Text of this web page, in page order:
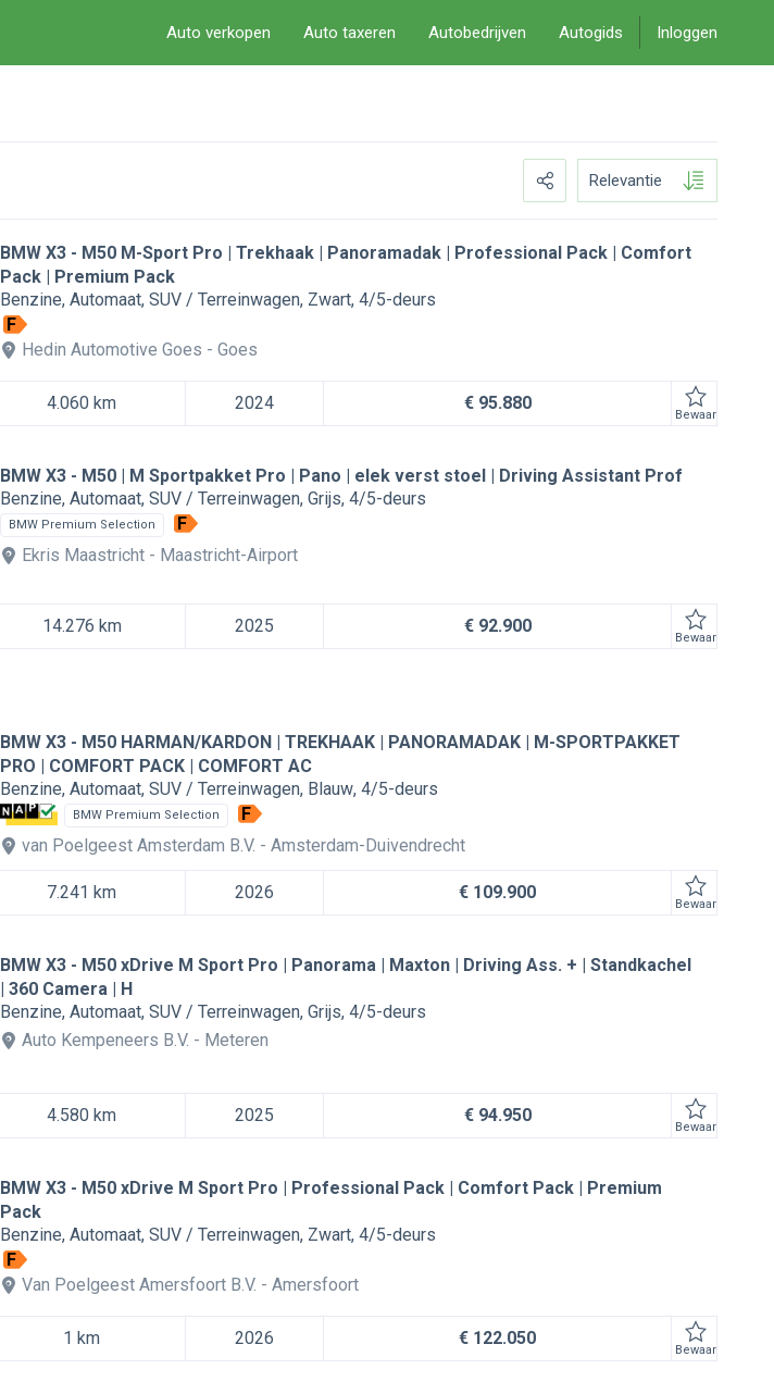
Auto verkopen Auto taxeren Autobedrijven Autogids Inloggen
Relevantie
BMW X3
M50 M-Sport Pro | Trekhaak | Panoramadak | Professional Pack | Comfort
Pack | Premium Pack
Benzine Automaat SUV / Terreinwagen Zwart 4/5-deurs
F
Hedin Automotive Goes
Goes
4.060 km 2024 € 95.880
Bewaar
BMW X3
M50 | M Sportpakket Pro | Pano | elek verst stoel | Driving Assistant Prof
Benzine Automaat SUV / Terreinwagen Grijs 4/5-deurs
BMW Premium Selection
F
Ekris Maastricht
Maastricht-Airport
14.276 km 2025 € 92.900
Bewaar
BMW X3
M50 HARMAN/KARDON | TREKHAAK | PANORAMADAK | M-SPORTPAKKET
PRO | COMFORT PACK | COMFORT AC
Benzine Automaat SUV / Terreinwagen Blauw 4/5-deurs
BMW Premium Selection
F
van Poelgeest Amsterdam B.V.
Amsterdam-Duivendrecht
7.241 km 2026 € 109.900
Bewaar
BMW X3
M50 xDrive M Sport Pro | Panorama | Maxton | Driving Ass. + | Standkachel
| 360 Camera | H
Benzine Automaat SUV / Terreinwagen Grijs 4/5-deurs
Auto Kempeneers B.V.
Meteren
4.580 km 2025 € 94.950
Bewaar
BMW X3
M50 xDrive M Sport Pro | Professional Pack | Comfort Pack | Premium
Pack
Benzine Automaat SUV / Terreinwagen Zwart 4/5-deurs
F
Van Poelgeest Amersfoort B.V.
Amersfoort
1 km 2026 € 122.050
Bewaar